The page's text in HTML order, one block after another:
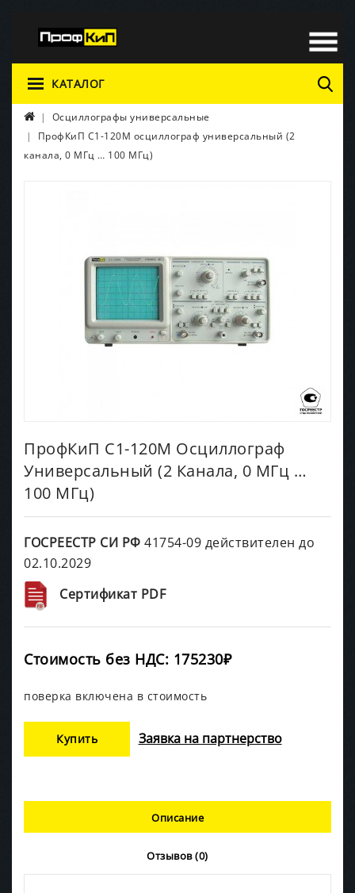
КАТАЛОГ
Осциллографы универсальные
ПрофКиП С1-120М осциллограф универсальный (2
канала, 0 МГц … 100 МГц)
ПрофКиП С1-120М Осциллограф
Универсальный (2 Канала, 0 МГц …
100 МГц)
ГОСРЕЕСТР СИ РФ 41754-09 действителен до
02.10.2029
Сертификат PDF
Стоимость без НДС: 175230₽
поверка включена в стоимость
Купить Заявка на партнерство
Описание
Отзывов (0)